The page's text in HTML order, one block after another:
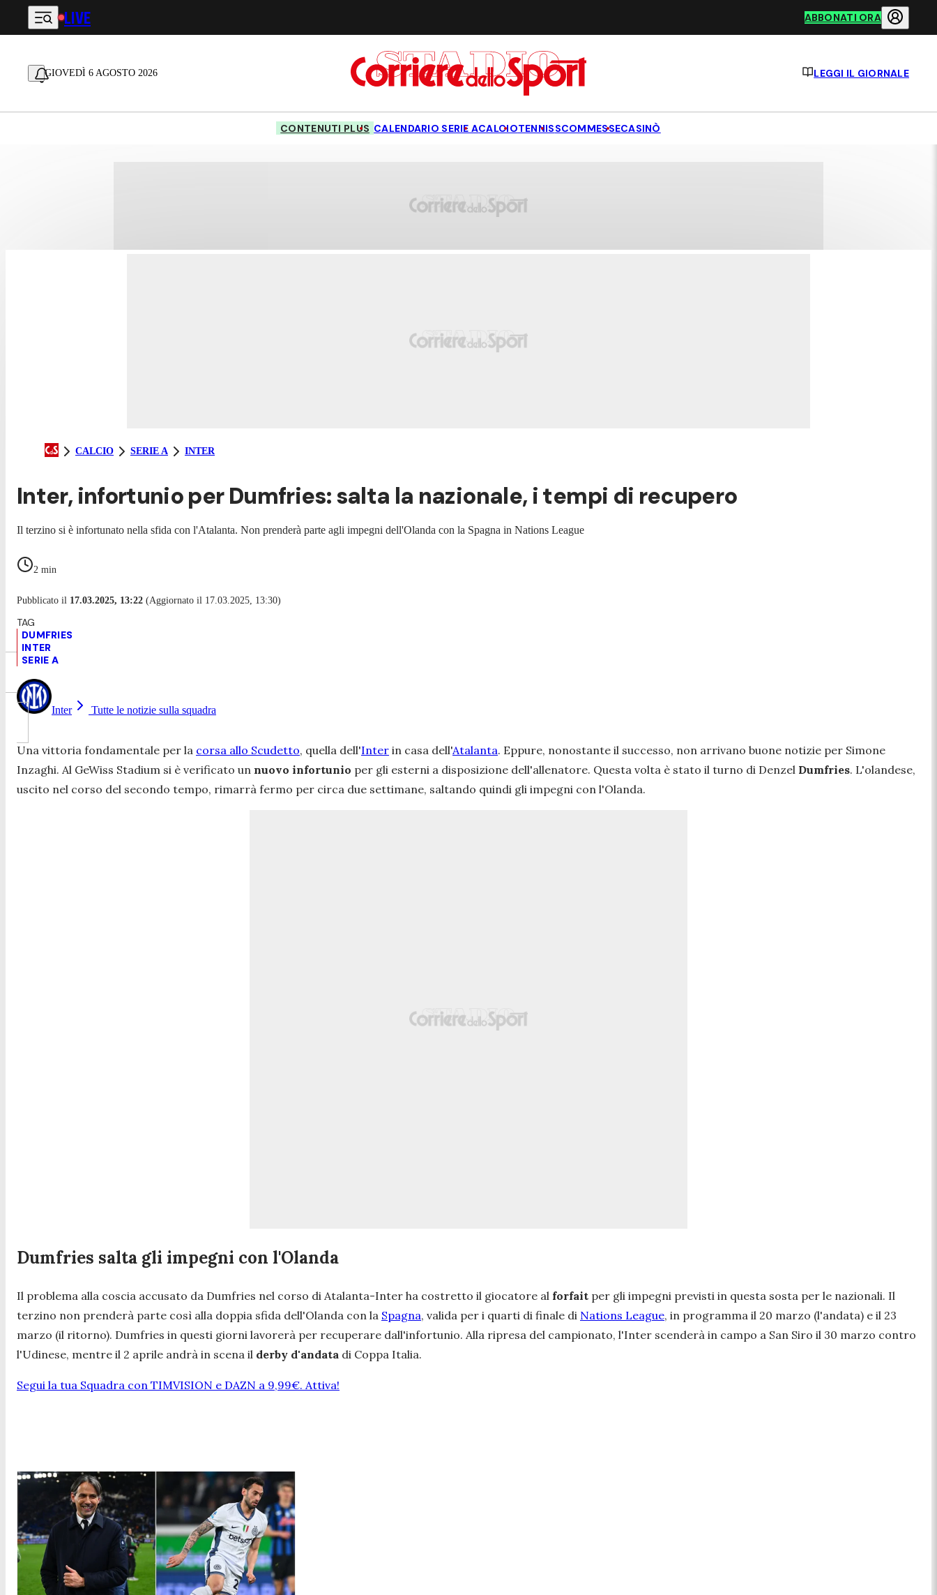
Vai al contenuto principale
LIVE ABBONATI ORA
GIOVEDÌ 6 AGOSTO 2026 LEGGI IL GIORNALE
CONTENUTI PLUS CALENDARIO SERIE ACALCIOTENNISSCOMMESSECASINÒ
CALCIO SERIE A INTER
Inter, infortunio per Dumfries: salta la nazionale, i tempi di recupero
Il terzino si è infortunato nella sfida con l'Atalanta. Non prenderà parte agli impegni dell'Olanda con la Spagna in Nations League
2 min
Pubblicato il 17.03.2025, 13:22 (Aggiornato il 17.03.2025, 13:30)
DUMFRIES
INTER
SERIE A
Inter Tutte le notizie sulla squadra
Una vittoria fondamentale per la corsa allo Scudetto, quella dell'Inter in casa dell'Atalanta. Eppure, nonostante il successo, non arrivano buone notizie per Simone
Inzaghi. Al GeWiss Stadium si è verificato un nuovo infortunio per gli esterni a disposizione dell'allenatore. Questa volta è stato il turno di Denzel Dumfries. L'olandese,
uscito nel corso del secondo tempo, rimarrà fermo per circa due settimane, saltando quindi gli impegni con l'Olanda.
Dumfries salta gli impegni con l'Olanda
Il problema alla coscia accusato da Dumfries nel corso di Atalanta-Inter ha costretto il giocatore al forfait per gli impegni previsti in questa sosta per le nazionali. Il
terzino non prenderà parte così alla doppia sfida dell'Olanda con la Spagna, valida per i quarti di finale di Nations League, in programma il 20 marzo (l'andata) e il 23
marzo (il ritorno). Dumfries in questi giorni lavorerà per recuperare dall'infortunio. Alla ripresa del campionato, l'Inter scenderà in campo a San Siro il 30 marzo contro
l'Udinese, mentre il 2 aprile andrà in scena il derby d'andata di Coppa Italia.
Segui la tua Squadra con TIMVISION e DAZN a 9,99€. Attiva!